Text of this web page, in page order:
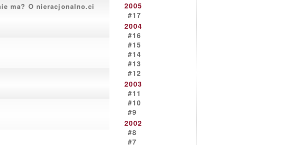
ma? O nieracjonalno.ci
2005
#17
2004
#16
#15
#14
#13
#12
2003
#11
#10
#9
2002
#8
#7